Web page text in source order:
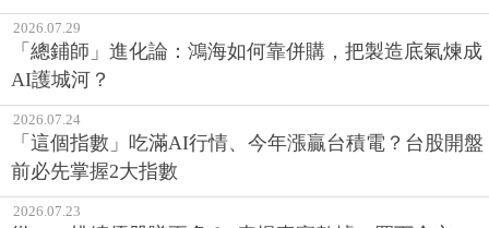
2026.07.29
「總鋪師」進化論：鴻海如何靠併購，把製造底氣煉成
AI護城河？
2026.07.24
「這個指數」吃滿AI行情、今年漲贏台積電？台股開盤
前必先掌握2大指數
2026.07.23